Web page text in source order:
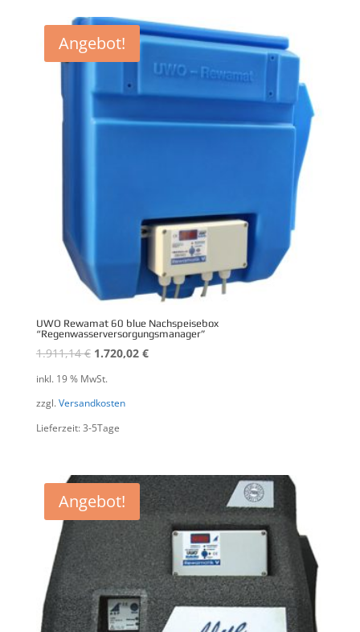
Angebot!
UWO Rewamat 60 blue Nachspeisebox
“Regenwasserversorgungsmanager”
1.911,14€ 1.720,02 €
inkl. 19 % MwSt.
zzgl.Versandkosten
Lieferzeit: 3-5Tage
Angebot!